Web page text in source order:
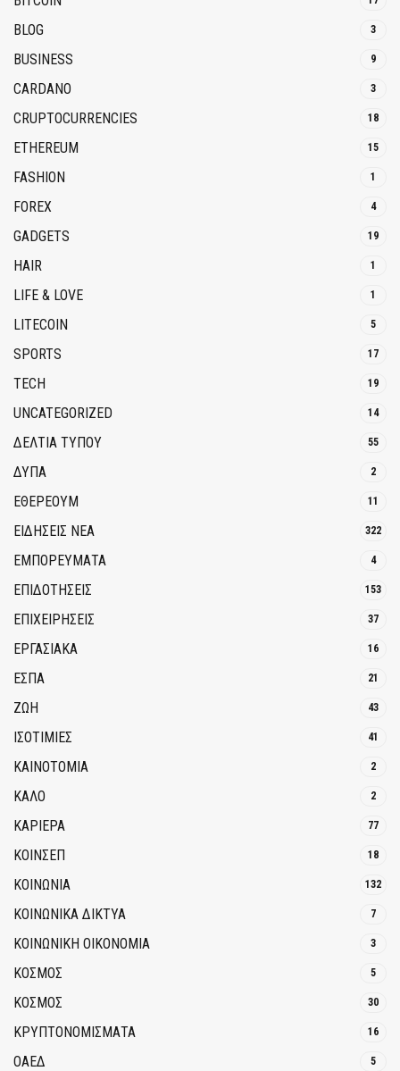
BLOG 3
BUSINESS 9
CARDANO 3
CRUPTOCURRENCIES 18
ETHEREUM 15
FASHION 1
FOREX 4
GADGETS 19
HAIR 1
LIFE & LOVE 1
LITECOIN 5
SPORTS 17
TECH 19
UNCATEGORIZED 14
ΔΕΛΤΙΑ ΤΥΠΟΥ 55
ΔΥΠΑ 2
ΕΘΈΡΕΟΥΜ 11
ΕΙΔΗΣΕΙΣ ΝΕΑ 322
ΕΜΠΟΡΕΥΜΑΤΑ 4
ΕΠΙΔΟΤΗΣΕΙΣ 153
ΕΠΙΧΕΙΡΗΣΕΙΣ 37
ΕΡΓΑΣΙΑΚΑ 16
ΕΣΠΑ 21
ΖΩΗ 43
ΙΣΟΤΙΜΙΕΣ 41
ΚΑΙΝΟΤΟΜΊΑ 2
ΚΑΛΟ 2
ΚΑΡΙΕΡΑ 77
ΚΟΙΝΣΕΠ 18
ΚΟΙΝΩΝΙΑ 132
ΚΟΙΝΩΝΙΚΆ ΔΊΚΤΥΑ 7
ΚΟΙΝΩΝΙΚΉ ΟΙΚΟΝΟΜΊΑ 3
ΚΟΣΜΟΣ 5
ΚΟΣΜΟΣ 30
ΚΡΥΠΤΟΝΟΜΊΣΜΑΤΑ 16
ΟΑΕΔ 5